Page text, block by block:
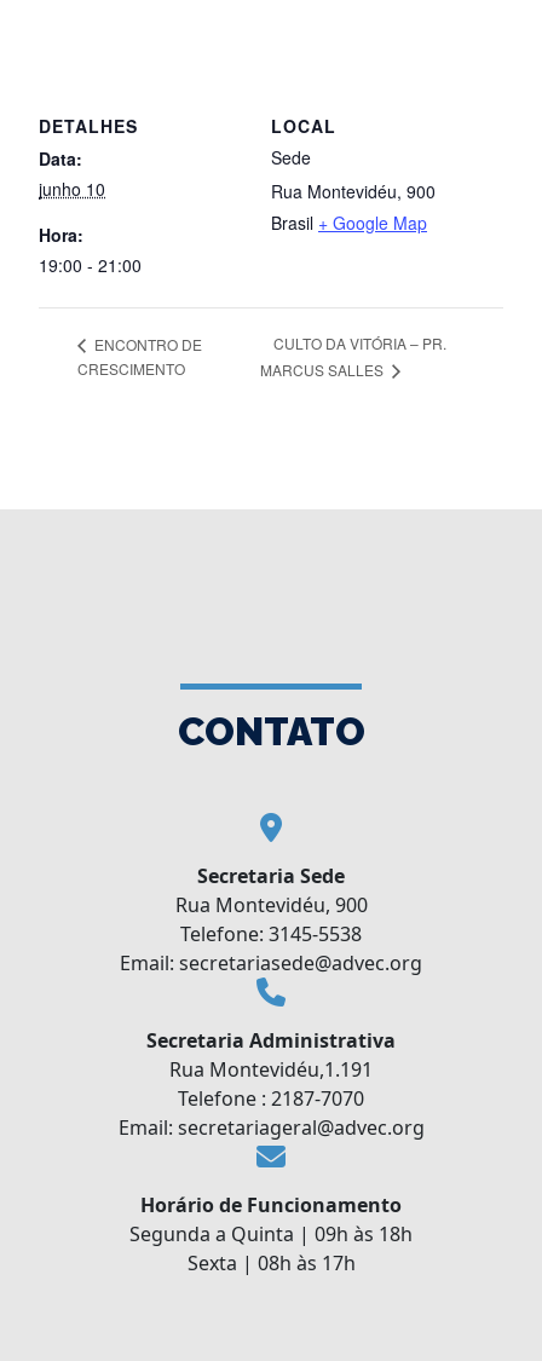
DETALHES
Data:
junho 10
Hora:
19:00 - 21:00
LOCAL
Sede
Rua Montevidéu, 900
Brasil + Google Map
ENCONTRO DE
CRESCIMENTO
CULTO DA VITÓRIA – PR.
MARCUS SALLES
CONTATO
Secretaria Sede
Rua Montevidéu, 900
Telefone: 3145-5538
Email: secretariasede@advec.org
Secretaria Administrativa
Rua Montevidéu,1.191
Telefone : 2187-7070
Email: secretariageral@advec.org
Horário de Funcionamento
Segunda a Quinta | 09h às 18h
Sexta | 08h às 17h